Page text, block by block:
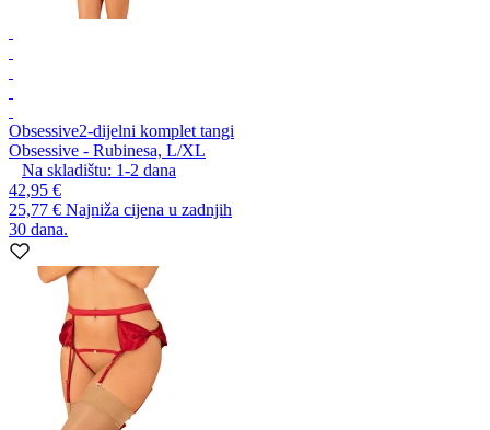
Obsessive2-dijelni komplet tangi
Obsessive - Rubinesa, L/XL
Na skladištu: 1-2 dana
42,95 €
25,77 € Najniža cijena u zadnjih
30 dana.